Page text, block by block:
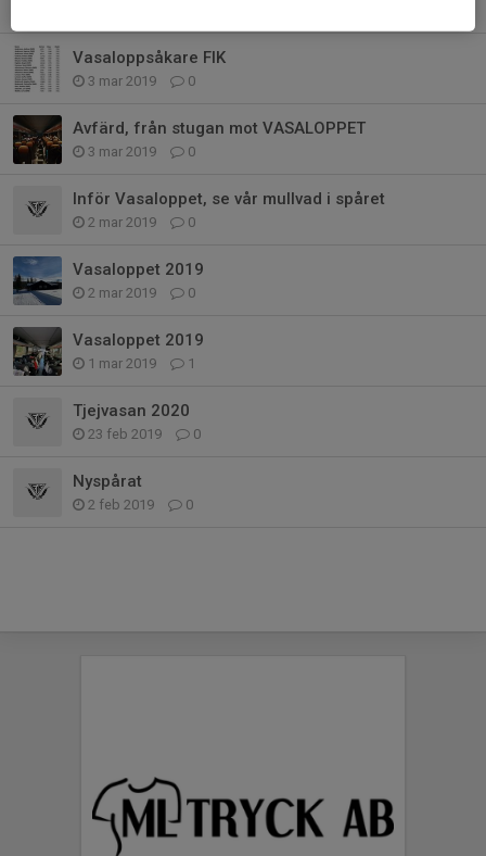
Vasaloppsåkare FIK
3 mar 2019 0
Avfärd, från stugan mot VASALOPPET
3 mar 2019 0
Inför Vasaloppet, se vår mullvad i spåret
2 mar 2019 0
Vasaloppet 2019
2 mar 2019 0
Vasaloppet 2019
1 mar 2019 1
Tjejvasan 2020
23 feb 2019 0
Nyspårat
2 feb 2019 0